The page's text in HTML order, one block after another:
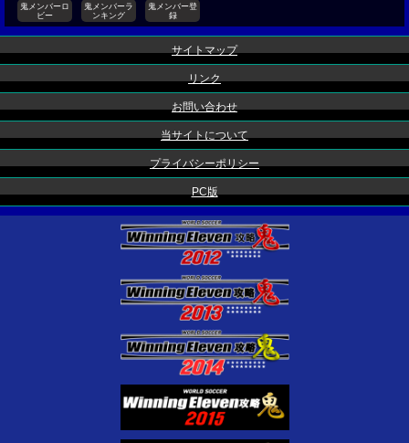
鬼メンバーロ
ビー
鬼メンバーラ
ンキング
鬼メンバー登
録
サイトマップ
リンク
お問い合わせ
当サイトについて
プライバシーポリシー
PC版